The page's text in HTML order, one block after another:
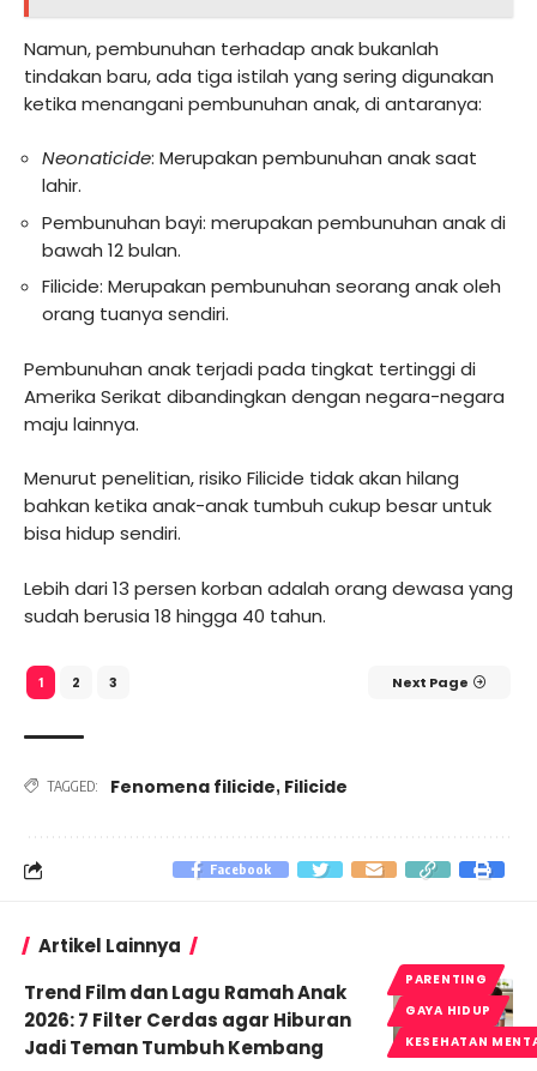
Namun, pembunuhan terhadap anak bukanlah
tindakan baru, ada tiga istilah yang sering digunakan
ketika menangani pembunuhan anak, di antaranya:
Neonaticide: Merupakan pembunuhan anak saat
lahir.
Pembunuhan bayi: merupakan pembunuhan anak di
bawah 12 bulan.
Filicide: Merupakan pembunuhan seorang anak oleh
orang tuanya sendiri.
Pembunuhan anak terjadi pada tingkat tertinggi di
Amerika Serikat dibandingkan dengan negara-negara
maju lainnya.
Menurut penelitian, risiko Filicide tidak akan hilang
bahkan ketika anak-anak tumbuh cukup besar untuk
bisa hidup sendiri.
Lebih dari 13 persen korban adalah orang dewasa yang
sudah berusia 18 hingga 40 tahun.
1 2 3 Next Page
TAGGED: Fenomena filicide, Filicide
Facebook
Artikel Lainnya
PARENTING
GAYA HIDUP
KESEHATAN
Trend Film dan Lagu Ramah Anak
2026: 7 Filter Cerdas agar Hiburan
Jadi Teman Tumbuh Kembang